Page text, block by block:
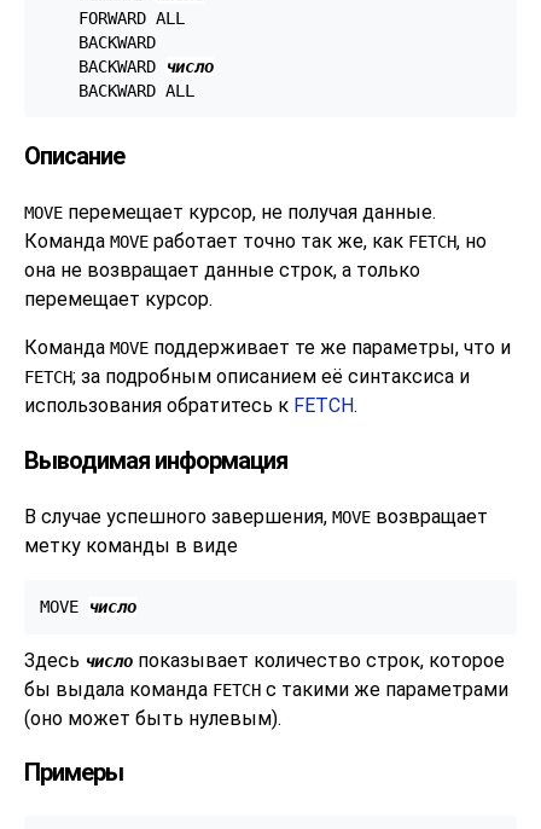
    FORWARD ALL
    BACKWARD
    BACKWARD
число
    BACKWARD ALL
Описание
MOVE перемещает курсор, не получая данные.
Команда MOVE работает точно так же, как FETCH, но
она не возвращает данные строк, а только
перемещает курсор.
Команда MOVE поддерживает те же параметры, что и
FETCH; за подробным описанием её синтаксиса и
использования обратитесь к FETCH.
Выводимая информация
В случае успешного завершения, MOVE возвращает
метку команды в виде
MOVE число
Здесь число показывает количество строк, которое
бы выдала команда FETCH с такими же параметрами
(оно может быть нулевым).
Примеры